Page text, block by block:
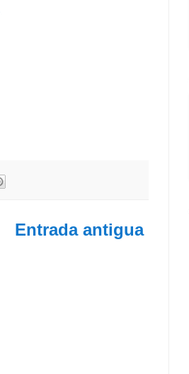
Entrada antigua